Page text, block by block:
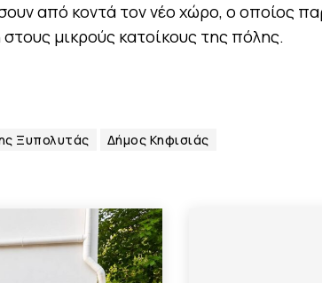
από κοντά τον νέο χώρο, ο οποίος
μικρούς κατοίκους της πόλης.
Ξυπολυτάς Δήμος Κηφισιάς